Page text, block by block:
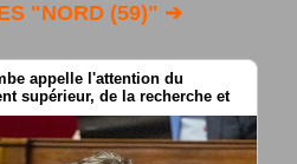
"NORD (59)" ➔
appelle l'attention du
supérieur, de la recherche et